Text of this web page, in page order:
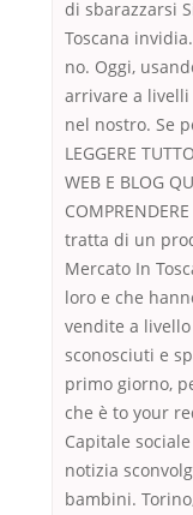
di sbarazzarsi
Toscana
no. Oggi,
arrivare a livelli
nel nostro. Se
LEGGERE
WEB E BLOG
tratta di un
Mercato In
loro e che
vendite a
sconosciuti e
primo giorno,
che è to your
Capitale
notizia
bambini.